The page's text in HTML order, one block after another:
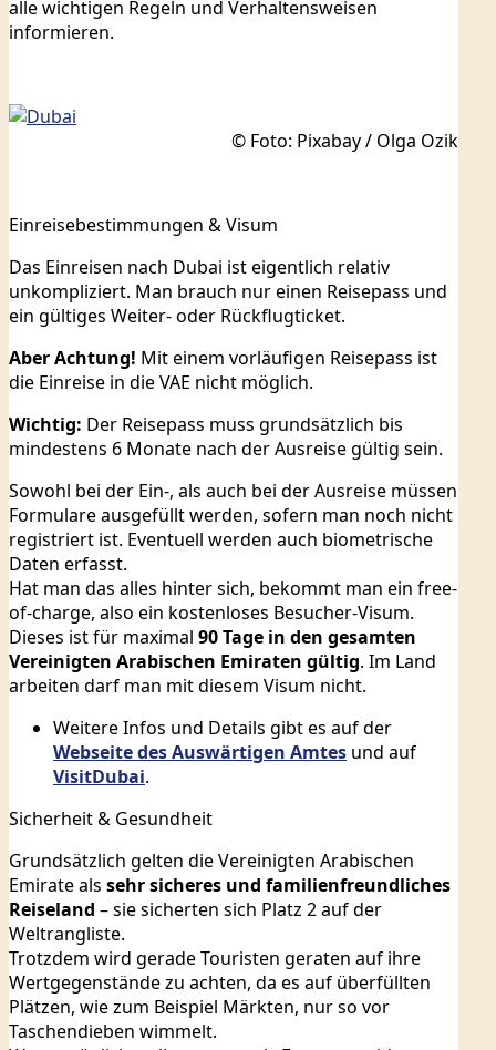
alle wichtigen Regeln und Verhaltensweisen
informieren.
© Foto: Pixabay / Olga Ozik
Einreisebestimmungen & Visum
Das Einreisen nach Dubai ist eigentlich relativ
unkompliziert. Man brauch nur einen Reisepass und
ein gültiges Weiter- oder Rückflugticket.
Aber Achtung! Mit einem vorläufigen Reisepass ist
die Einreise in die VAE nicht möglich.
Wichtig: Der Reisepass muss grundsätzlich bis
mindestens 6 Monate nach der Ausreise gültig sein.
Sowohl bei der Ein-, als auch bei der Ausreise müssen
Formulare ausgefüllt werden, sofern man noch nicht
registriert ist. Eventuell werden auch biometrische
Daten erfasst.
Hat man das alles hinter sich, bekommt man ein free-
of-charge, also ein kostenloses Besucher-Visum.
Dieses ist für maximal 90 Tage in den gesamten
Vereinigten Arabischen Emiraten gültig. Im Land
arbeiten darf man mit diesem Visum nicht.
Weitere Infos und Details gibt es auf der
Webseite des Auswärtigen Amtes und auf
VisitDubai.
Sicherheit & Gesundheit
Grundsätzlich gelten die Vereinigten Arabischen
Emirate als sehr sicheres und familienfreundliches
Reiseland – sie sicherten sich Platz 2 auf der
Weltrangliste.
Trotzdem wird gerade Touristen geraten auf ihre
Wertgegenstände zu achten, da es auf überfüllten
Plätzen, wie zum Beispiel Märkten, nur so vor
Taschendieben wimmelt.